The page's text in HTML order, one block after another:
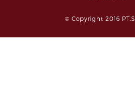
© Copyright 2016